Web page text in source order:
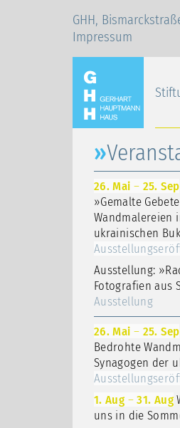
GHH,
Impressum
26. Mai – 25. Sep
»Gemalte
Wandmalereien
ukrainischen
Ausstellung:
Fotografien aus
Ausstellung
26. Mai – 25. Sep
Bedrohte
Synagogen der
1. Aug –31. Aug
uns in die